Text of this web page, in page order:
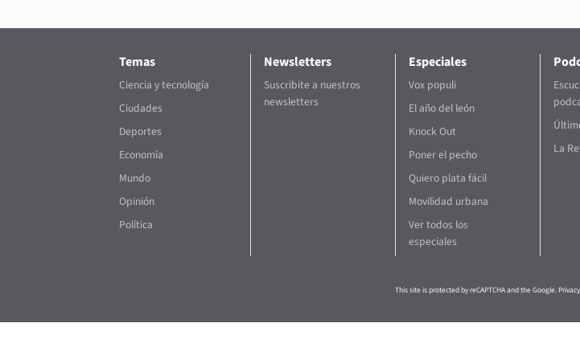
Temas
Ciencia y tecnología
Ciudades
Deportes
Economía
Mundo
Opinión
Política
Newsletters
Suscribite a nuestros
newsletters
Especiales
Vox populi
El año del león
Knock Out
Poner el pecho
Quiero plata fácil
Movilidad urbana
Ver todos los
especiales
La
This site is protected by reCAPTCHA and the Google.